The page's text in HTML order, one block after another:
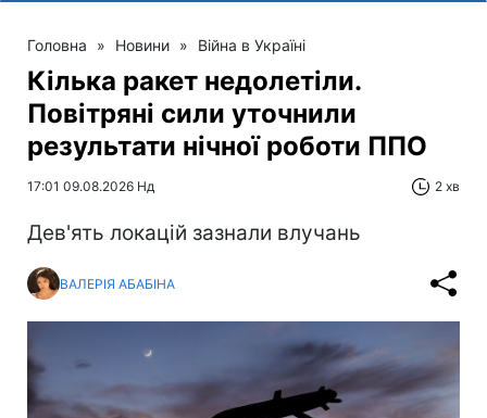
Головна » Новини » Війна в Україні
Кілька ракет недолетіли.
Повітряні сили уточнили
результати нічної роботи ППО
17:01 09.08.2026 Нд 2 хв
Дев'ять локацій зазнали влучань
ВАЛЕРІЯ АБАБІНА